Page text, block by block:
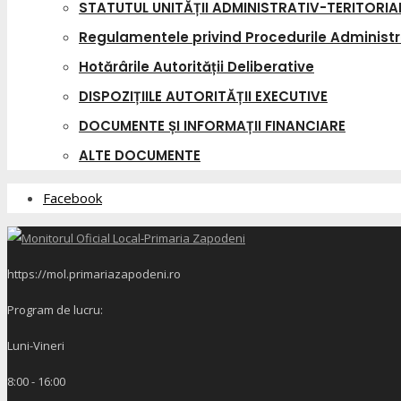
STATUTUL UNITĂȚII ADMINISTRATIV-
Regulamentele privind Procedurile
Hotărârile Autorității Deliberative
DISPOZIȚIILE AUTORITĂȚII EXECUTIVE
DOCUMENTE ȘI INFORMAȚII FINANCIARE
ALTE DOCUMENTE
Facebook
https://mol.primariazapodeni.ro
Program de lucru:
Luni-Vineri
8:00 - 16:00